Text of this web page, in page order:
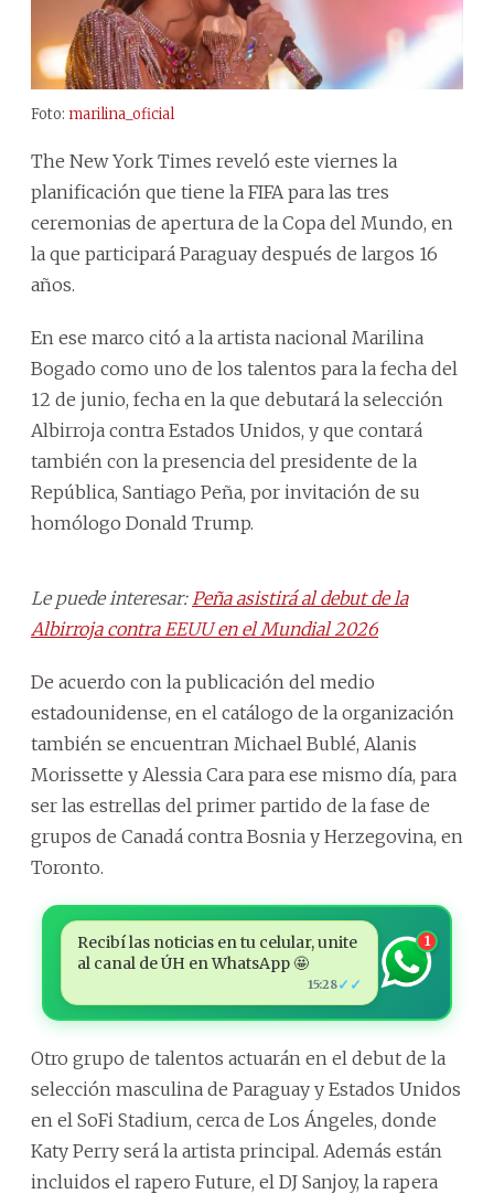
Foto: marilina_oficial
The New York Times reveló este viernes la
planificación que tiene la FIFA para las tres
ceremonias de apertura de la Copa del Mundo, en
la que participará Paraguay después de largos 16
años.
En ese marco citó a la artista nacional Marilina
Bogado como uno de los talentos para la fecha del
12 de junio, fecha en la que debutará la selección
Albirroja contra Estados Unidos, y que contará
también con la presencia del presidente de la
República, Santiago Peña, por invitación de su
homólogo Donald Trump.
Le puede interesar: Peña asistirá al debut de la
Albirroja contra EEUU en el Mundial 2026
De acuerdo con la publicación del medio
estadounidense, en el catálogo de la organización
también se encuentran Michael Bublé, Alanis
Morissette y Alessia Cara para ese mismo día, para
ser las estrellas del primer partido de la fase de
grupos de Canadá contra Bosnia y Herzegovina, en
Toronto.
Recibí las noticias en tu celular, unite
al canal de ÚH en WhatsApp 🤩
15:28✓✓
1
Otro grupo de talentos actuarán en el debut de la
selección masculina de Paraguay y Estados Unidos
en el SoFi Stadium, cerca de Los Ángeles, donde
Katy Perry será la artista principal. Además están
incluidos el rapero Future, el DJ Sanjoy, la rapera